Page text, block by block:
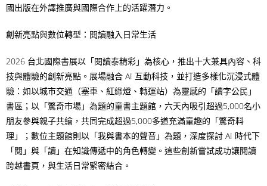
國出版在外譯推廣與國際合作上的活躍潛力。
創新亮點與數位轉型：閱讀融入日常生活
2026 台北國際書展以「閱讀泰精彩」為核心，推出十大兼具內容、科
技與體驗的創新亮點。展場融合 AI 互動科技，並打造多樣化沉浸式體
驗：如以城市交通（塞車、紅綠燈、轉運站）為靈感的「讀字公民」
書區；以「驚奇市場」為題的童書主題館，六天內吸引超過5,000名小
朋友參與親子共繪，共同完成超過5,000多道充滿童趣的「驚奇料
理」；數位主題館則以「我與書本的聲音」為題，深度探討 AI 時代下
「閱」與「讀」在知識傳遞中的角色轉變。這些創新嘗試成功讓閱讀
跨越書頁，與生活日常緊密結合。